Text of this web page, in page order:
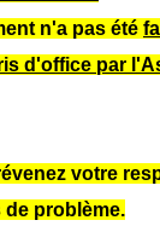
n'a pas été
d'office par
votre
de problème.